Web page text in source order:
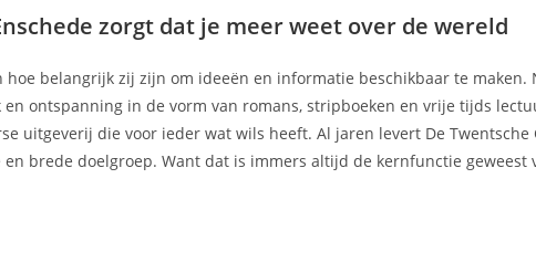
zorgt dat je meer weet over de wereld
belangrijk zij zijn om ideeën en informatie beschikbaar te maken.
ontspanning in de vorm van romans, stripboeken en vrije tijds
uitgeverij die voor ieder wat wils heeft. Al jaren levert De Twentsche
brede doelgroep. Want dat is immers altijd de kernfunctie geweest